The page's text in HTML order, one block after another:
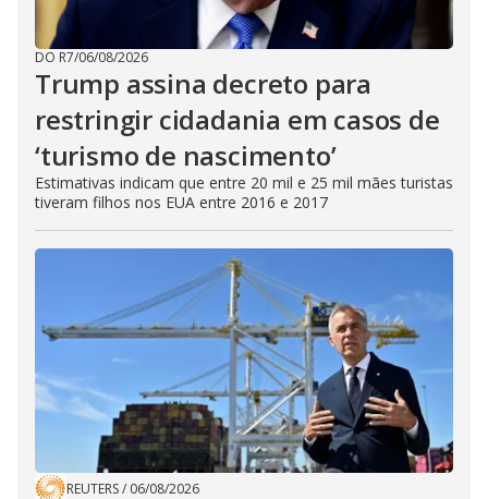
DO R7/06/08/2026
Trump assina decreto para
restringir cidadania em casos de
‘turismo de nascimento’
Estimativas indicam que entre 20 mil e 25 mil mães turistas
tiveram filhos nos EUA entre 2016 e 2017
REUTERS/ 06/08/2026